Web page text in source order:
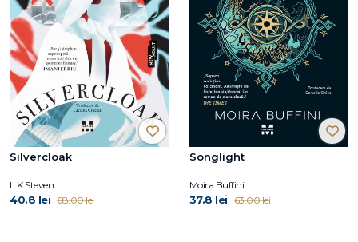
Silvercloak
L.K.Steven
40.8 lei 68.00 lei
Songlight
Moira Buffini
37.8 lei 63.00 lei